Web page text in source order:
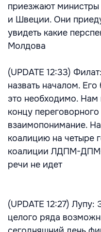
приезжают
и Швеции. Они
увидеть какие
Молдова
(UPDATE 12:33)
назвать началом.
это необходимо.
концу
взаимопонимание.
коалицию на четыре
коалиции ЛДПМ-
речи не идет
(UPDATE 12:27)
целого ряда